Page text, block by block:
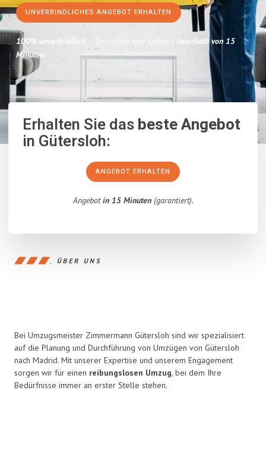
UNVERBINDLICHES ANGEBOT ERHALTEN
100% unverbindlich – Garantiert eine Antwort innerhalb von 15
Minuten.
Erhalten Sie dasbeste Angebot
in Gütersloh:
ANGEBOT ERHALTEN
Angebotin 15 Minuten(garantiert).
ÜBER UNS
Bei Umzugsmeister Zimmermann Gütersloh sind wir spezialisiert
auf die Planung und Durchführung von Umzügen von Gütersloh
nach Madrid. Mit unserer Expertise und unserem Engagement
sorgen wir für einen reibungslosen Umzug, bei dem Ihre
Bedürfnisse immer an erster Stelle stehen.